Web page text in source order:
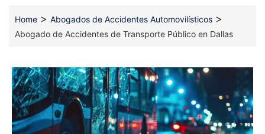
Home > Abogados de Accidentes Automovilísticos >
Abogado de Accidentes de Transporte Público en Dallas